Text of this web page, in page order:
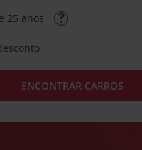
25 anos
ENCONTRAR CARROS